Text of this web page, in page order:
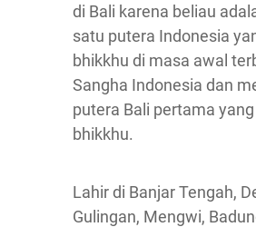
di Bali karena beliau
satu putera Indonesia
bhikkhu di masa awal
Sangha Indonesia dan
putera Bali pertama
bhikkhu.
Lahir di Banjar Tengah,
Gulingan, Mengwi,